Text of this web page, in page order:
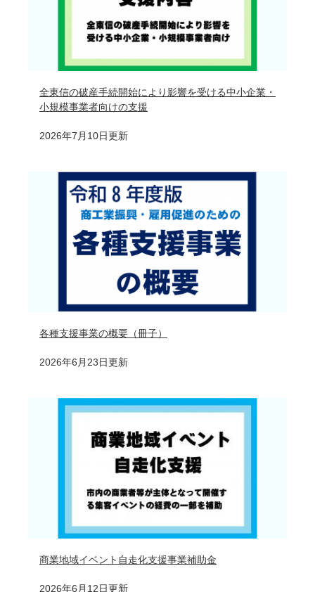
全東信の破産手続開始により影響を受ける中小企業・
小規模事業者向けの支援
2026年7月10日更新
各種支援事業の概要（冊子）
2026年6月23日更新
商業地域イベント自走化支援事業補助金
2026年6月12日更新